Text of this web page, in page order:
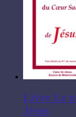
Livre Le
Jésus